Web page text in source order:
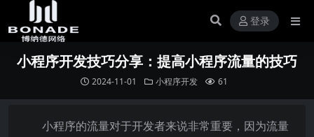
登录
小程序开发技巧分享：提高小程序流量的技巧
2024-11-01 小程序开发 61
小程序的流量对于开发者来说非常重要，因为流量